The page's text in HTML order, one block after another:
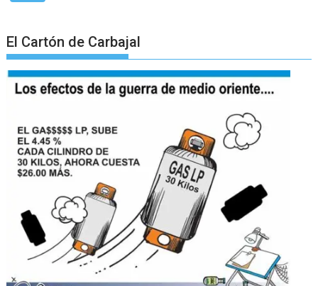
El Cartón de Carbajal